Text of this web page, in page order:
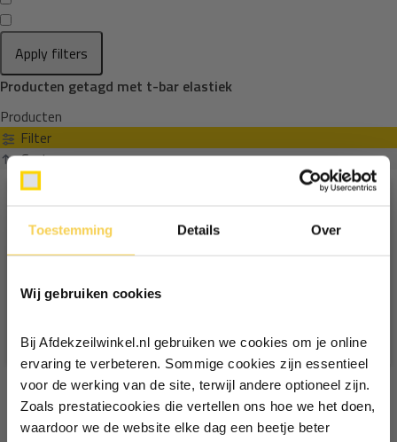
Toestemming Details Over
Wij gebruiken cookies
Bij Afdekzeilwinkel.nl gebruiken we cookies om je online
ervaring te verbeteren. Sommige cookies zijn essentieel
voor de werking van de site, terwijl andere optioneel zijn.
Zoals prestatiecookies die vertellen ons hoe we het doen,
waardoor we de website elke dag een beetje beter
Apply filters
Producten getagd met t-bar elastiek
Producten
Filter
Sorteren op
Ontvang €5,- korting!
Schrijf je in voor de nieuwsbrief en
Vul je e-mailadres in‍⁪⁪
Particulier Zakelijk